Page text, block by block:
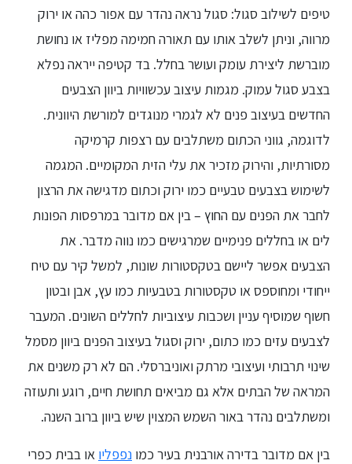
טיפים לשילוב סגול: סגול נראה נהדר עם אפור כהה או ירוק
מרווה, וניתן לשלב אותו עם תאורה חמימה מפליז או נחושת
מוברשת ליצירת עומק ועושר בחלל. בד קטיפה ייראה נפלא
בצבע סגול עמוק. מגמות עיצוב עכשוויות ביוון הצבעים
החדשים בעיצוב פנים לא לגמרי מנוגדים למורשת היוונית.
לדוגמה, גווני הכתום משתלבים עם רצפות קרמיקה
מסורתיות, והירוק מזכיר את עלי הזית המקומיים. המגמה
לשימוש בצבעים טבעיים כמו ירוק וכתום מדגישה את הרצון
לחבר את הפנים עם החוץ – בין אם מדובר במרפסות הפונות
לים או בחללים פנימיים שמרגישים כמו נווה מדבר. את
הצבעים אפשר ליישם בטקסטורות שונות, למשל קיר עם טיח
ייחודי ומחוספס או טקסטורות בטבעיות כמו עץ, אבן ובטון
חשוף שמוסיף עניין ושכבות עיצוביות לחללים השונים. המעבר
לצבעים עזים כמו כתום, ירוק וסגול בעיצוב הפנים ביוון מסמל
שינוי תרבותי ועיצובי מרתק ואוניברסלי. הם לא רק משנים את
המראה של הבתים אלא גם מביאים תחושת חיים, רוגע ותעוזה
ומשתלבים נהדר באור השמש המצוין שיש ביוון ברוב השנה.
בין אם מדובר בדירה אורבנית בעיר כמו נפפליו או בבית כפרי